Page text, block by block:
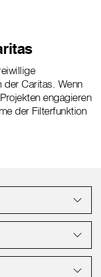
der Caritas. Wenn
engagieren
der Filterfunktion